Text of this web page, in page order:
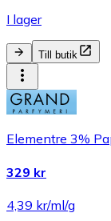
I lager
Till butik
Elementre 3%
329 kr
4,39 kr/ml/g